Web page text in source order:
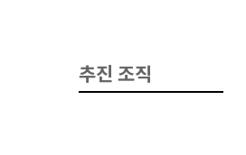
추진 조직